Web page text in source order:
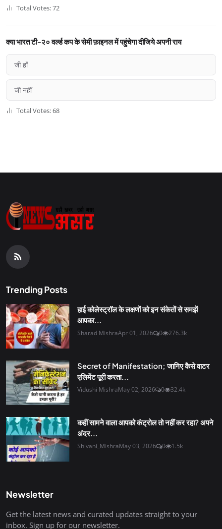
Total Votes: 72
क्या भारत टी-२० वर्ल्ड कप के सेमी फ़ाइनल में पहुंचेगा दीजिये अपनी राय
जी हाँ
जी नहीं
Total Votes: 68
Trending Posts
हाई कोलेस्ट्रॉल के लक्षणों को इन संकेतों से समझें
आपका...
Sharad MishraApr 01, 2026 0 276.3k
Secret of Manifestation; जानिए कैसे वाटर
एलिमेंट पूरी करता...
Vidushi MishraMay 02, 2026 0 32.4k
कहीं सामने वाला आपको कंट्रोल तो नहीं कर रहा? अपने
अंदर...
Shivani_MishraMay 03, 2026 0 1.5k
Newsletter
Get the latest news and curated updates straight to your
inbox. Sign up for our newsletter.